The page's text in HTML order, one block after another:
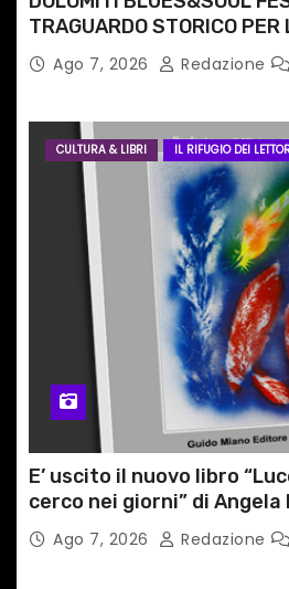
TRAGUARDO STORICO PER
TRA LE CIME PATRIMONIO
Ago 7, 2026 Redazione
CULTURA & LIBRI IL RIFUGIO DEI
E’ uscito il nuovo libro
cerco nei giorni” di Angela
medico primario di Capua
Ago 7, 2026 Redazione